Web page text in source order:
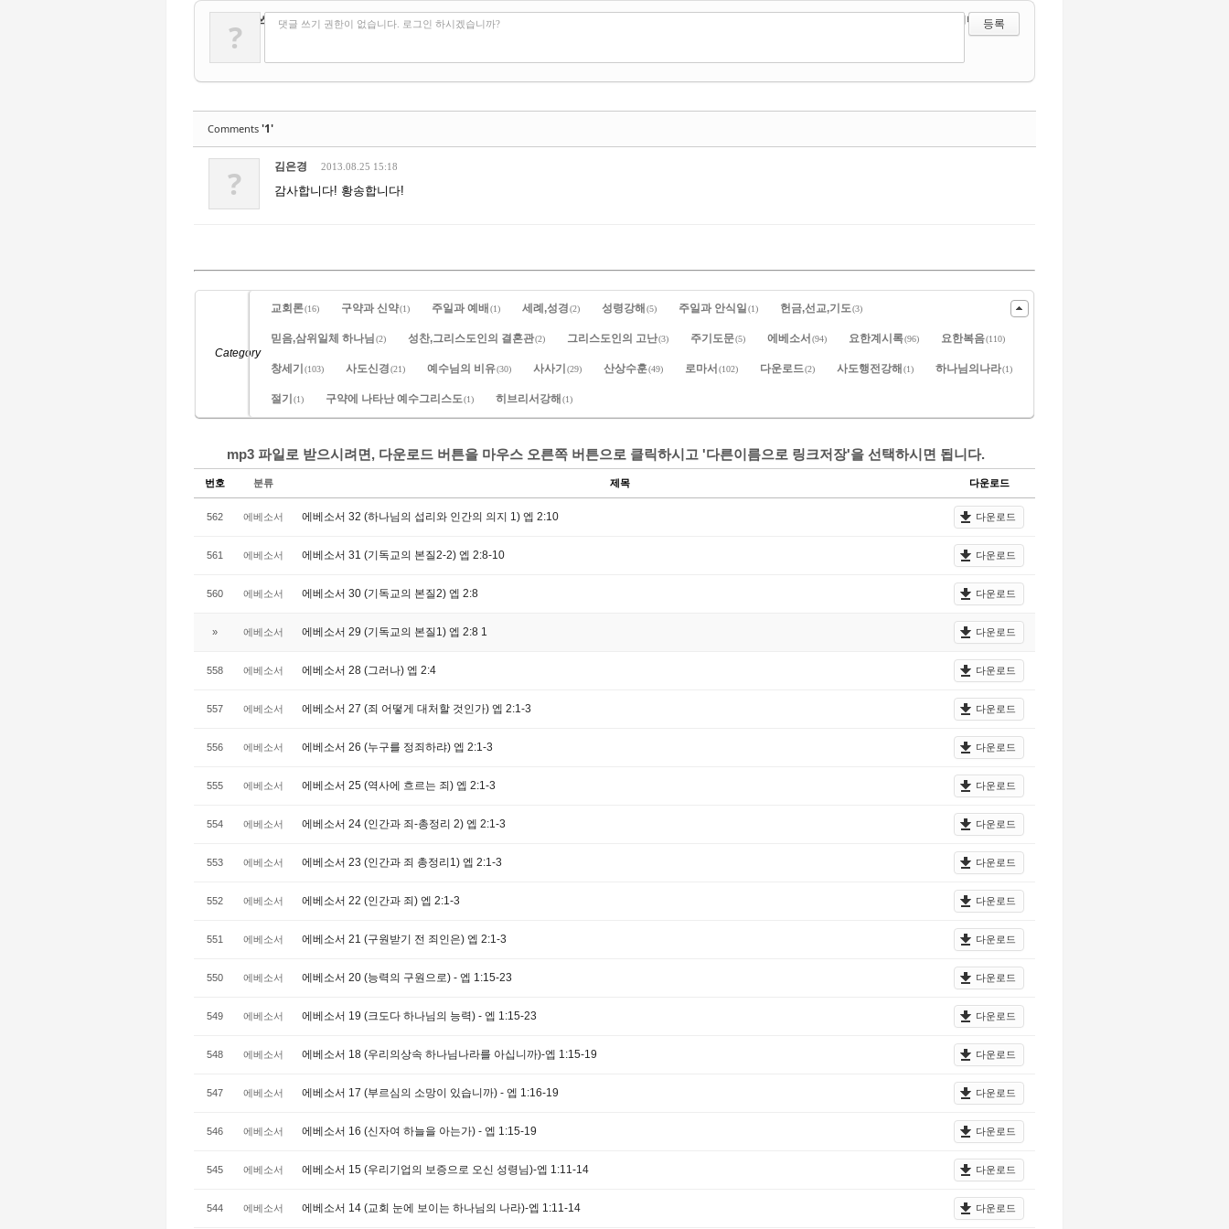
댓글 쓰기 에디터 선택하기
? 댓글 쓰기 권한이 없습니다. 로그인 하시겠습니까?
Comments '1'
? 김은경 2013.08.25 15:18
감사합니다! 황송합니다!
Category
교회론(16) 구약과 신약(1) 주일과 예배 (1) 세례,성경(2) 성령강해 (5) 주일과 안식일 (1) 헌금,선교,기도(3)
믿음,삼위일체 하나님 (2) 성찬,그리스도인의 결혼관(2) 그리스도인의 고난(3) 주기도문(5) 에베소서 (94) 요한계시록(96) 요한복음(110)
창세기 (103) 사도신경(21) 예수님의 비유(30) 사사기 (29) 산상수훈(49) 로마서 (102) 다운로드(2) 사도행전강해 (1) 하나님의나라(1)
절기 (1) 구약에 나타난 예수그리스도(1) 히브리서강해 (1)
mp3 파일로 받으시려면, 다운로드 버튼을 마우스 오른쪽 버튼으로 클릭하시고 '다른이름으로 링크저장'을 선택하시면 됩니다.
번호 분류 제목 다운로드
562 에베소서 에베소서 32 (하나님의 섭리와 인간의 의지 1) 엡 2:10 다운로드
561 에베소서 에베소서 31 (기독교의 본질2-2) 엡 2:8-10 다운로드
560 에베소서 에베소서 30 (기독교의 본질2) 엡 2:8 다운로드
» 에베소서 에베소서 29 (기독교의 본질1) 엡 2:8 1 다운로드
558 에베소서 에베소서 28 (그러나) 엡 2:4 다운로드
557 에베소서 에베소서 27 (죄 어떻게 대처할 것인가) 엡 2:1-3 다운로드
556 에베소서 에베소서 26 (누구를 정죄하랴) 엡 2:1-3 다운로드
555 에베소서 에베소서 25 (역사에 흐르는 죄) 엡 2:1-3 다운로드
554 에베소서 에베소서 24 (인간과 죄-총정리 2) 엡 2:1-3 다운로드
553 에베소서 에베소서 23 (인간과 죄 총정리1) 엡 2:1-3 다운로드
552 에베소서 에베소서 22 (인간과 죄) 엡 2:1-3 다운로드
551 에베소서 에베소서 21 (구원받기 전 죄인은) 엡 2:1-3 다운로드
550 에베소서 에베소서 20 (능력의 구원으로) - 엡 1:15-23 다운로드
549 에베소서 에베소서 19 (크도다 하나님의 능력) - 엡 1:15-23 다운로드
548 에베소서 에베소서 18 (우리의상속 하나님나라를 아십니까)-엡 1:15-19 다운로드
547 에베소서 에베소서 17 (부르심의 소망이 있습니까) - 엡 1:16-19 다운로드
546 에베소서 에베소서 16 (신자여 하늘을 아는가) - 엡 1:15-19 다운로드
545 에베소서 에베소서 15 (우리기업의 보증으로 오신 성령님)-엡 1:11-14 다운로드
544 에베소서 에베소서 14 (교회 눈에 보이는 하나님의 나라)-엡 1:11-14 다운로드